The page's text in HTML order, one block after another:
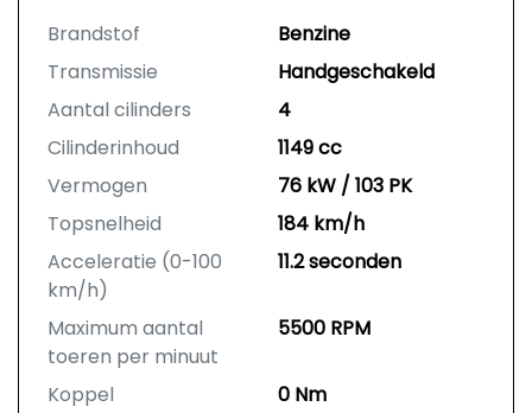
Brandstof
Benzine
Transmissie
Handgeschakeld
Aantal cilinders
4
Cilinderinhoud
1149 cc
Vermogen
76 kW / 103 PK
Topsnelheid
184 km/h
Acceleratie (0-100
km/h)
11.2 seconden
Maximum aantal
toeren per minuut
5500 RPM
Koppel
0 Nm